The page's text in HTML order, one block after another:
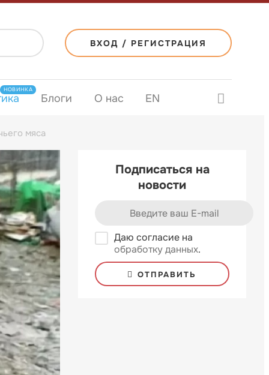
ВХОД / РЕГИСТРАЦИЯ
НОВИНКА
Блоги О нас EN
мяса
Подписаться на
новости
Даю согласие на
обработку данных.
ОТПРАВИТЬ